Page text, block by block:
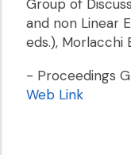
Group of
and non Linear
eds.), Morlacchi
- Proceedings
Web Link